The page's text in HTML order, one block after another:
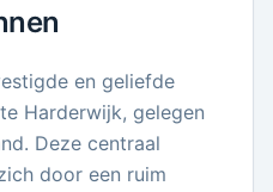
en geliefde
Harderwijk, gelegen
Deze centraal
door een ruim